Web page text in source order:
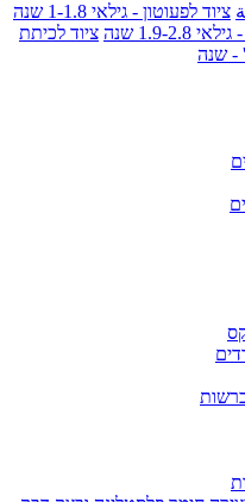
ציוד לפעוטון - גילאי 1-1.8 שנה
2.8 שנה
ציוד לכיתת